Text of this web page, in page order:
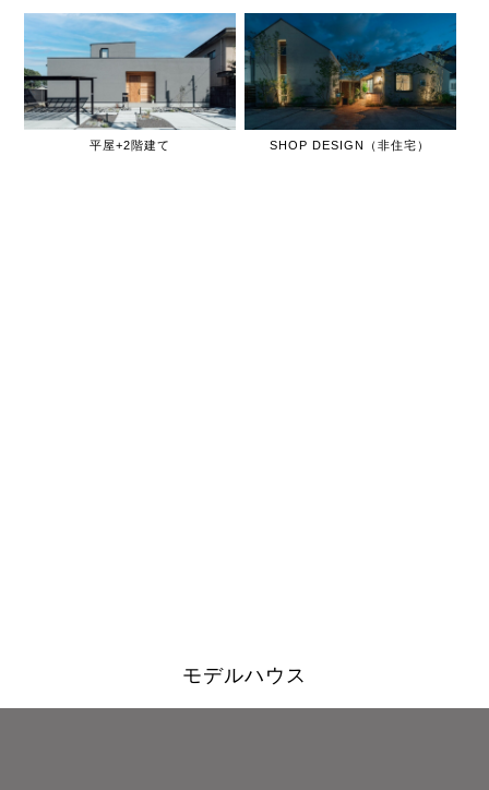
平屋+2階建て SHOP DESIGN（非住宅）
モデルハウス